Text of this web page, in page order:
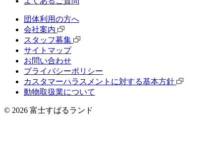
団体利⽤の⽅へ
会社案内
スタッフ募集
サイトマップ
お問い合わせ
プライバシーポリシー
カスタマーハラスメントに対する基本方針
動物取扱業について
© 2026 富士すばるランド